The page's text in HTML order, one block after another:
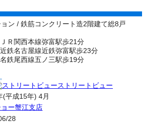
ン / 鉄筋コンクリート造2階建て総8戸
ＪＲ関西本線弥富駅歩21分
近鉄名古屋線近鉄弥富駅歩23分
名鉄尾西線五ノ三駅歩19分
ストリートビュー
(平成15年) 4月
ー蟹江支店
28